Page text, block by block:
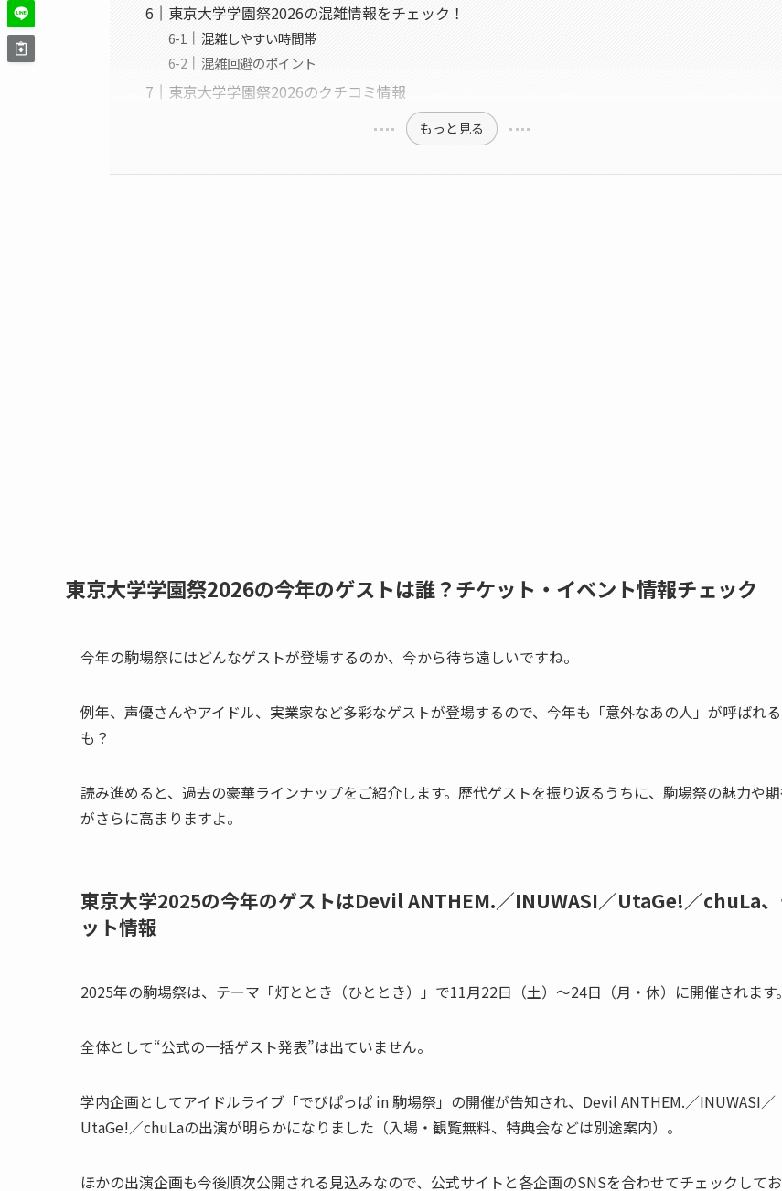
東京大学学園祭2026の混雑情報をチェック！
混雑しやすい時間帯
混雑回避のポイント
東京大学学園祭2026のクチコミ情報
もっと見る
東京大学学園祭2026の今年のゲストは誰？チケット・イベント情報チェック
今年の駒場祭にはどんなゲストが登場するのか、今から待ち遠しいですね。
例年、声優さんやアイドル、実業家など多彩なゲストが登場するので、今年も「意外なあの人」が呼ばれ
も？
読み進めると、過去の豪華ラインナップをご紹介します。歴代ゲストを振り返るうちに、駒場祭の魅力や
がさらに高まりますよ。
東京大学2025の今年のゲストはDevil ANTHEM.／INUWASI／UtaGe!／chuLa
ット情報
2025年の駒場祭は、テーマ「灯ととき（ひととき）」で11月22日（土）〜24日（月・休）に開催されます。
全体として“公式の一括ゲスト発表”は出ていません。
学内企画としてアイドルライブ「でびぱっぱ in 駒場祭」の開催が告知され、Devil ANTHEM.／INUWASI／
UtaGe!／chuLaの出演が明らかになりました（入場・観覧無料、特典会などは別途案内）。
ほかの出演企画も今後順次公開される見込みなので、公式サイトと各企画のSNSを合わせてチェックして